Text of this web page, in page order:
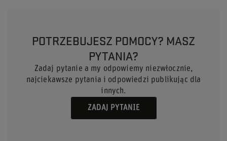
POTRZEBUJESZ POMOCY? MASZ
PYTANIA?
Zadaj pytanie a my odpowiemy niezwłocznie,
najciekawsze pytania i odpowiedzi publikując dla
innych.
ZADAJ PYTANIE